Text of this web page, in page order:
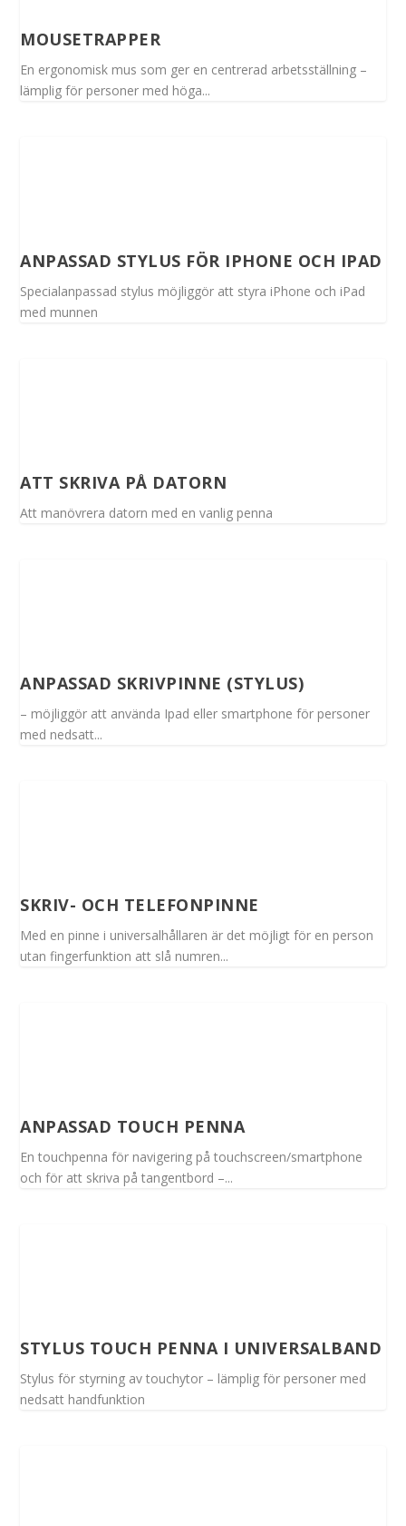
MOUSETRAPPER
En ergonomisk mus som ger en centrerad arbetsställning –
lämplig för personer med höga...
ANPASSAD STYLUS FÖR IPHONE OCH IPAD
Specialanpassad stylus möjliggör att styra iPhone och iPad
med munnen
ATT SKRIVA PÅ DATORN
Att manövrera datorn med en vanlig penna
ANPASSAD SKRIVPINNE (STYLUS)
– möjliggör att använda Ipad eller smartphone för personer
med nedsatt...
SKRIV- OCH TELEFONPINNE
Med en pinne i universalhållaren är det möjligt för en person
utan fingerfunktion att slå numren...
ANPASSAD TOUCH PENNA
En touchpenna för navigering på touchscreen/smartphone
och för att skriva på tangentbord –...
STYLUS TOUCH PENNA I UNIVERSALBAND
Stylus för styrning av touchytor – lämplig för personer med
nedsatt handfunktion